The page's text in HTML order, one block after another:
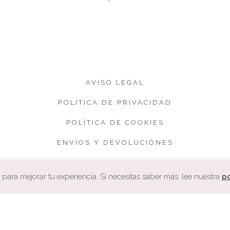
AVISO LEGAL
POLÍTICA DE PRIVACIDAD
POLÍTICA DE COOKIES
ENVÍOS Y DEVOLUCIONES
mejorar tu experiencia. Si necesitas saber más, lee nuestra